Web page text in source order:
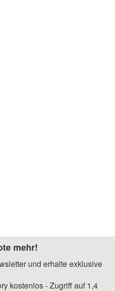
mehr!
und erhalte exklusive
kostenlos - Zugriff auf 1,4